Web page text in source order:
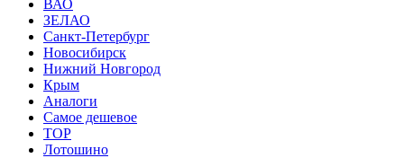
ВАО
ЗЕЛАО
Санкт-Петербург
Новосибирск
Нижний Новгород
Крым
Аналоги
Самое дешевое
TOP
Лотошино